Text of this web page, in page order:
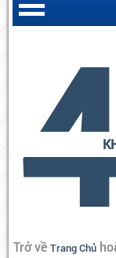
Trở về Trang Chủ